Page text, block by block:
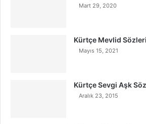
Mart 29, 2020
Kürtçe Mevlid Sözleri
Mayıs 15, 2021
Kürtçe Sevgi Aşk
Aralık 23, 2015